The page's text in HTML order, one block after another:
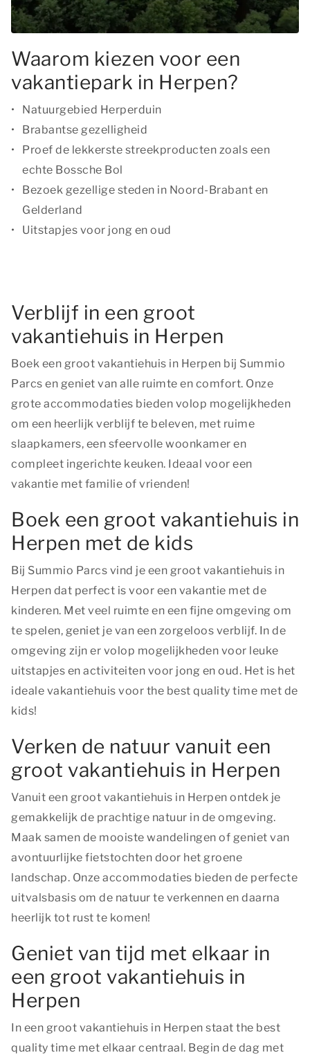
Waarom kiezen voor een
vakantiepark in Herpen?
Natuurgebied Herperduin
Brabantse gezelligheid
Proef de lekkerste streekproducten zoals een
echte Bossche Bol
Bezoek gezellige steden in Noord-Brabant en
Gelderland
Uitstapjes voor jong en oud
Verblijf in een groot
vakantiehuis in Herpen
Boek een groot vakantiehuis in Herpen bij Summio
Parcs en geniet van alle ruimte en comfort. Onze
grote accommodaties bieden volop mogelijkheden
om een heerlijk verblijf te beleven, met ruime
slaapkamers, een sfeervolle woonkamer en
compleet ingerichte keuken. Ideaal voor een
vakantie met familie of vrienden!
Boek een groot vakantiehuis in
Herpen met de kids
Bij Summio Parcs vind je een groot vakantiehuis in
Herpen dat perfect is voor een vakantie met de
kinderen. Met veel ruimte en een fijne omgeving om
te spelen, geniet je van een zorgeloos verblijf. In de
omgeving zijn er volop mogelijkheden voor leuke
uitstapjes en activiteiten voor jong en oud. Het is het
ideale vakantiehuis voor the best quality time met de
kids!
Verken de natuur vanuit een
groot vakantiehuis in Herpen
Vanuit een groot vakantiehuis in Herpen ontdek je
gemakkelijk de prachtige natuur in de omgeving.
Maak samen de mooiste wandelingen of geniet van
avontuurlijke fietstochten door het groene
landschap. Onze accommodaties bieden de perfecte
uitvalsbasis om de natuur te verkennen en daarna
heerlijk tot rust te komen!
Geniet van tijd met elkaar in
een groot vakantiehuis in
Herpen
In een groot vakantiehuis in Herpen staat the best
quality time met elkaar centraal. Begin de dag met